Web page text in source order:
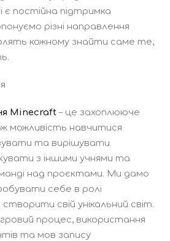
постійна підтримка
різні направлення
кожному знайти саме те,
Minecraft– це захоплююче
можливість навчитися
та вирішувати
з іншими учнями та
над проєктами. Ми дамо
себе в ролі
свій унікальний світ.
процес, використання
та мов запису